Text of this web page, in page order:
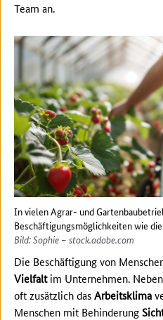
Team an.
In vielen Agrar- und
Beschäftigungsmöglichkeiten wie
Bild: Sophie – stock.adobe.com
Die Beschäftigung von
Vielfaltim Unternehmen.
oft zusätzlich dasArbeitsklima
Menschen mit Behinderung